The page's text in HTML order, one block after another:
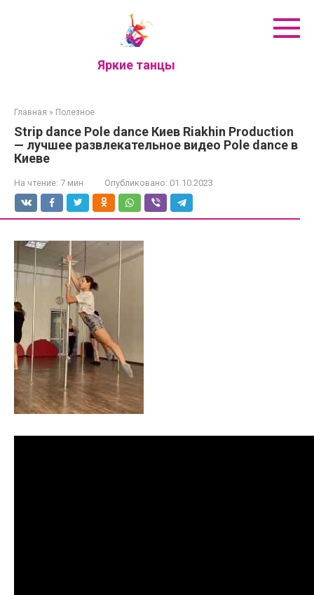
Яркие танцы
Главная » Полезное
Strip dance Pole dance Киев Riakhin Production
— лучшее развлекательное видео Pole dance в
Киеве
На чтение: 7 мин Опубликовано: 01.10.2023